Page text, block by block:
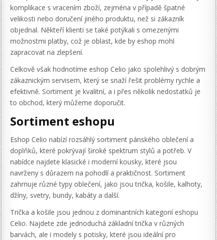
komplikace s vracením zboží, zejména v případě špatné
velikosti nebo doručení jiného produktu, než si zákazník
objednal. Někteří klienti se také potýkali s omezenými
možnostmi platby, což je oblast, kde by eshop mohl
zapracovat na zlepšení.
Celkově však hodnotíme eshop Celio jako spolehlivý s dobrým
zákaznickým servisem, který se snaží řešit problémy rychle a
efektivně. Sortiment je kvalitní, a i přes několik nedostatků je
to obchod, který můžeme doporučit.
Sortiment eshopu
Eshop Celio nabízí rozsáhlý sortiment pánského oblečení a
doplňků, které pokrývají široké spektrum stylů a potřeb. V
nabídce najdete klasické i moderní kousky, které jsou
navrženy s důrazem na pohodlí a praktičnost. Sortiment
zahrnuje různé typy oblečení, jako jsou trička, košile, kalhoty,
džíny, svetry, bundy, kabáty a další.
Trička a košile jsou jednou z dominantních kategorií eshopu
Celio. Najdete zde jednoduchá základní trička v různých
barvách, ale i modely s potisky, které jsou ideální pro